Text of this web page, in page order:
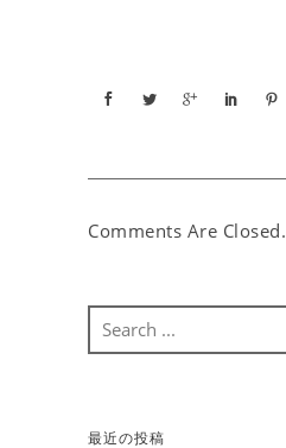
Comments Are Closed.
最近の投稿